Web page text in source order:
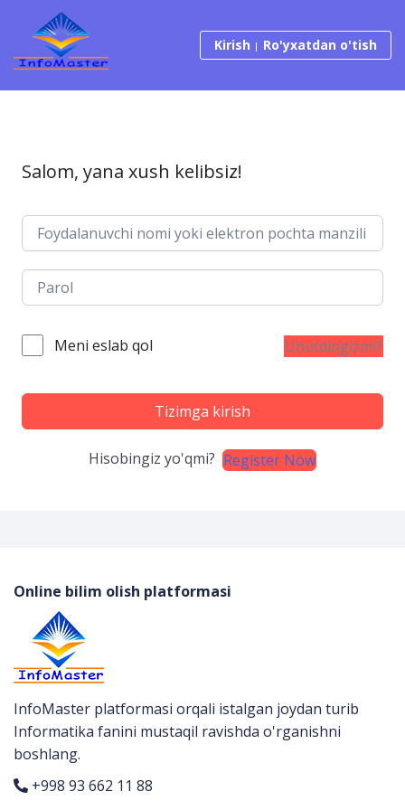
Tarkibga o‘tish
Kirish Ro'yxatdan o'tish
Salom, yana xush kelibsiz!
Meni eslab qol Unutdingizmi?
Tizimga kirish
Hisobingiz yo'qmi? Register Now
Online bilim olish platformasi
InfoMaster platformasi orqali istalgan joydan turib
Informatika fanini mustaqil ravishda o'rganishni
boshlang.
+998 93 662 11 88